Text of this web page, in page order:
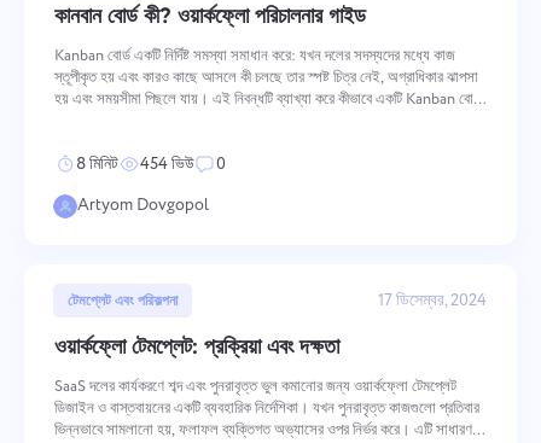
কানবান বোর্ড কী? ওয়ার্কফ্লো পরিচালনার গাইড
Kanban বোর্ড একটি নির্দিষ্ট সমস্যা সমাধান করে: যখন দলের সদস্যদের মধ্যে কাজ
স্তূপীকৃত হয় এবং কারও কাছে আসলে কী চলছে তার স্পষ্ট চিত্র নেই, অগ্রাধিকার ঝাপসা
হয় এবং সময়সীমা পিছলে যায়। এই নিবন্ধটি ব্যাখ্যা করে কীভাবে একটি Kanban বোর্ড
8 মিনিট 454 ভিউ
0
Artyom Dovgopol
টেমপ্লেট এবং পরিকল্পনা 17 ডিসেম্বর, 2024
ওয়ার্কফ্লো টেমপ্লেট: প্রক্রিয়া এবং দক্ষতা
SaaS দলের কার্যকরণে শব্দ এবং পুনরাবৃত্ত ভুল কমানোর জন্য ওয়ার্কফ্লো টেমপ্লেট
ডিজাইন ও বাস্তবায়নের একটি ব্যবহারিক নির্দেশিকা। যখন পুনরাবৃত্ত কাজগুলো প্রতিবার
ভিন্নভাবে সামলানো হয়, ফলাফল ব্যক্তিগত অভ্যাসের ওপর নির্ভর করে। এটি সাধারণত